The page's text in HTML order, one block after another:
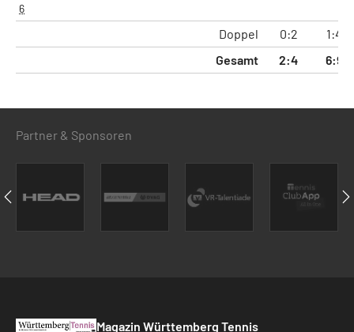
6
Doppel 0:2
1:4
Gesamt
2:4 6:9
Partner & Sponsoren
Magazin Württemberg Tennis